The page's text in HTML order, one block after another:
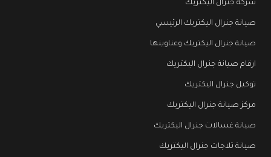
شركة جنرال اليكتريك
صيانة جنرال اليكتريك الرئيسي
صيانة جنرال اليكتريك وعناوينها
ارقام صيانة جنرال اليكتريك
توكيل جنرال اليكتريك
مركز صيانة جنرال اليكتريك
صيانة غسالات جنرال اليكتريك
صيانة ثلاجات جنرال اليكتريك